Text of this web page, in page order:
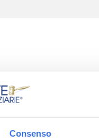
Consenso